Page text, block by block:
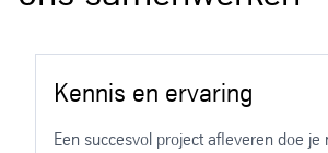
Kennis en ervaring
Een succesvol project afleveren doe je